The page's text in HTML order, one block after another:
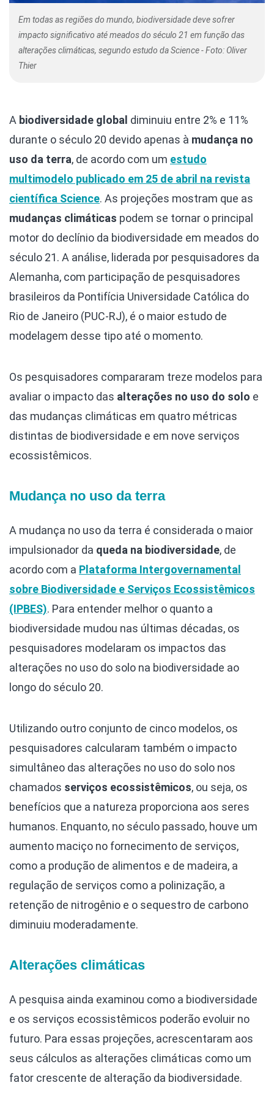
Em todas as regiões do mundo, biodiversidade deve sofrer
impacto significativo até meados do século 21 em função das
alterações climáticas, segundo estudo da Science - Foto: Oliver
Thier
A biodiversidade global diminuiu entre 2% e 11%
durante o século 20 devido apenas à mudança no
uso da terra, de acordo com um estudo
multimodelo publicado em 25 de abril na revista
científica Science. As projeções mostram que as
mudanças climáticas podem se tornar o principal
motor do declínio da biodiversidade em meados do
século 21. A análise, liderada por pesquisadores da
Alemanha, com participação de pesquisadores
brasileiros da Pontifícia Universidade Católica do
Rio de Janeiro (PUC-RJ), é o maior estudo de
modelagem desse tipo até o momento.
Os pesquisadores compararam treze modelos para
avaliar o impacto das alterações no uso do solo e
das mudanças climáticas em quatro métricas
distintas de biodiversidade e em nove serviços
ecossistêmicos.
Mudança no uso da terra
A mudança no uso da terra é considerada o maior
impulsionador da queda na biodiversidade, de
acordo com a Plataforma Intergovernamental
sobre Biodiversidade e Serviços Ecossistêmicos
(IPBES). Para entender melhor o quanto a
biodiversidade mudou nas últimas décadas, os
pesquisadores modelaram os impactos das
alterações no uso do solo na biodiversidade ao
longo do século 20.
Utilizando outro conjunto de cinco modelos, os
pesquisadores calcularam também o impacto
simultâneo das alterações no uso do solo nos
chamados serviços ecossistêmicos, ou seja, os
benefícios que a natureza proporciona aos seres
humanos. Enquanto, no século passado, houve um
aumento maciço no fornecimento de serviços,
como a produção de alimentos e de madeira, a
regulação de serviços como a polinização, a
retenção de nitrogênio e o sequestro de carbono
diminuiu moderadamente.
Alterações climáticas
A pesquisa ainda examinou como a biodiversidade
e os serviços ecossistêmicos poderão evoluir no
futuro. Para essas projeções, acrescentaram aos
seus cálculos as alterações climáticas como um
fator crescente de alteração da biodiversidade.